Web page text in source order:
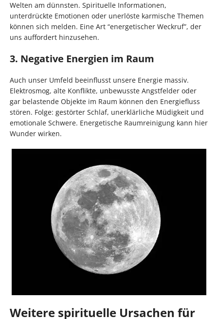
Welten am dünnsten. Spirituelle Informationen,
unterdrückte Emotionen oder unerlöste karmische Themen
können sich melden. Eine Art “energetischer Weckruf”, der
uns auffordert hinzusehen.
3. Negative Energien im Raum
Auch unser Umfeld beeinflusst unsere Energie massiv.
Elektrosmog, alte Konflikte, unbewusste Angstfelder oder
gar belastende Objekte im Raum können den Energiefluss
stören. Folge: gestörter Schlaf, unerklärliche Müdigkeit und
emotionale Schwere. Energetische Raumreinigung kann hier
Wunder wirken.
Weitere spirituelle Ursachen für